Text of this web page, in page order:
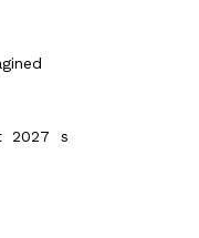
2027 s